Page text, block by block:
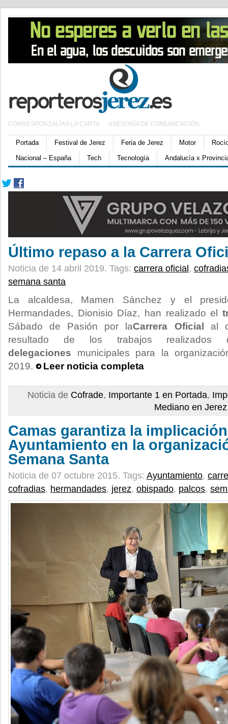
CORRESPONSALÍA A LA CARTA ASESORÍA DE COMUNICACIÓN
Portada Festival de Jerez Feria de Jerez Motor
Nacional – España
Tech Tecnología Andalucía x
Último repaso a la Carrera
Noticia de 14 abril 2019. Tags: carrera oficial ,
semana santa
La alcaldesa, Mamen Sánchez y el
Hermandades, Dionisio Díaz, han realizado el
Sábado de Pasión por laCarrera Oficial
al
resultado de los trabajos
delegaciones municipales para la
2019.
Leer noticia completa
Noticia de Cofrade, Importante 1 en Portada,
Mediano en Jerez
Camas garantiza la
Ayuntamiento en la
Semana Santa
Noticia de 07 octubre 2015. Tags: Ayuntamiento,
cofradias, hermandades, jerez, obispado, palcos,